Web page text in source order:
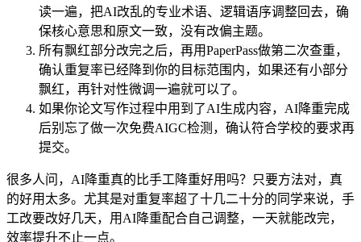
读一遍，把AI改乱的专业术语、逻辑语序调整回去，确
保核心意思和原文一致，没有改偏主题。
所有飘红部分改完之后，再用PaperPass做第二次查重，
确认重复率已经降到你的目标范围内，如果还有小部分
飘红，再针对性微调一遍就可以了。
如果你论文写作过程中用到了AI生成内容，AI降重完成
后别忘了做一次免费AIGC检测，确认符合学校的要求再
提交。
很多人问，AI降重真的比手工降重好用吗？只要方法对，真
的好用太多。尤其是对重复率超了十几二十分的同学来说，手
工改要改好几天，用AI降重配合自己调整，一天就能改完，
效率提升不止一点。